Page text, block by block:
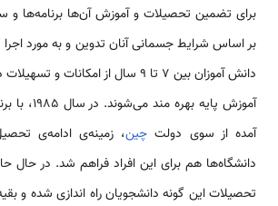
برای تضمین تحصیلات و آموزش آن‌ها برنامه‌ها و
بر اساس شرایط جسمانی آنان تدوین و به مورد اجرا
دانش آموزان بین 7 تا 9 سال از
آموزش پایه
آمده از سوی دولت چین، زمینه‌ی ادامه‌ی
تحصیلات این گونه دانشجویان راه اندازی شده و